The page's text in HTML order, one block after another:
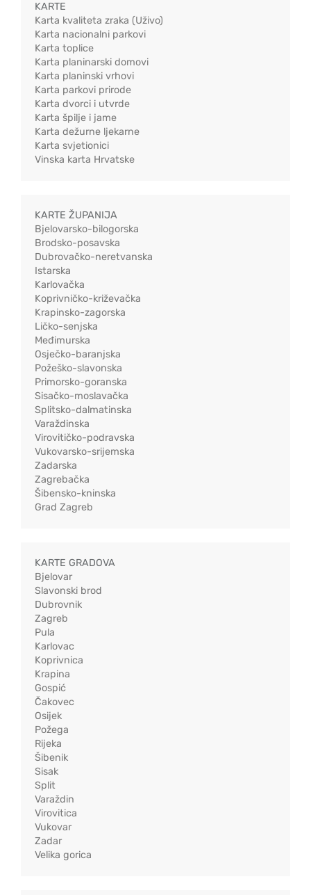
KARTE
Karta kvaliteta zraka (Uživo)
Karta nacionalni parkovi
Karta toplice
Karta planinarski domovi
Karta planinski vrhovi
Karta parkovi prirode
Karta dvorci i utvrde
Karta špilje i jame
Karta dežurne ljekarne
Karta svjetionici
Vinska karta Hrvatske
KARTE ŽUPANIJA
Bjelovarsko-bilogorska
Brodsko-posavska
Dubrovačko-neretvanska
Istarska
Karlovačka
Koprivničko-križevačka
Krapinsko-zagorska
Ličko-senjska
Međimurska
Osječko-baranjska
Požeško-slavonska
Primorsko-goranska
Sisačko-moslavačka
Splitsko-dalmatinska
Varaždinska
Virovitičko-podravska
Vukovarsko-srijemska
Zadarska
Zagrebačka
Šibensko-kninska
Grad Zagreb
KARTE GRADOVA
Bjelovar
Slavonski brod
Dubrovnik
Zagreb
Pula
Karlovac
Koprivnica
Krapina
Gospić
Čakovec
Osijek
Požega
Rijeka
Šibenik
Sisak
Split
Varaždin
Virovitica
Vukovar
Zadar
Velika gorica